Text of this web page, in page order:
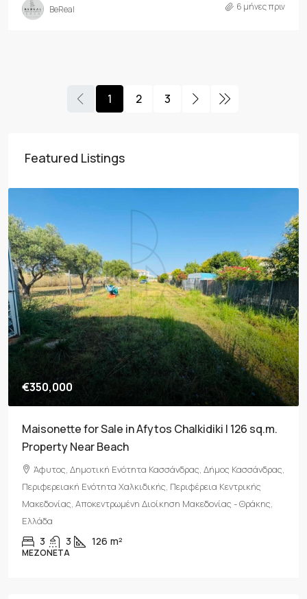
BeReal 6 μήνες πριν
1 2 3
Featured Listings
€800,000
For Sale: Two Independent Buildings (240 sqm) on
a 4,000 sqm Plot in Kryopigi, Halkidiki
Κρυοπηγή, Δημοτική Ενότητα Κασσάνδρας, Δήμος
Κασσάνδρας, Περιφερειακή Ενότητα Χαλκιδικής, Περιφέρεια
Κεντρικής Μακεδονίας, Αποκεντρωμένη Διοίκηση Μακεδονίας -
Θράκης, 630 77, Ελλάδα
5 5 240
ΜΟΝΟΚΑΤΟΙΚΊΑ